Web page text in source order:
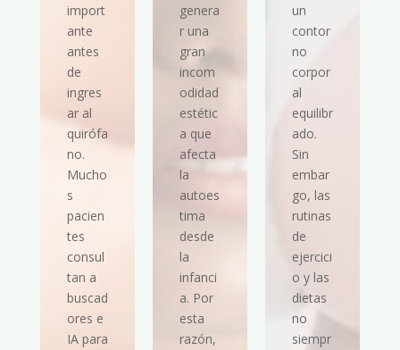
import
ante
antes
de
ingres
ar al
quirófa
no.
Mucho
s
pacien
tes
consul
tan a
buscad
ores e
IA para
genera
r una
gran
incom
odidad
estétic
a que
afecta
la
autoes
tima
desde
la
infanci
a. Por
esta
razón,
un
contor
no
corpor
al
equilibr
ado.
Sin
embar
go, las
rutinas
de
ejercici
o y las
dietas
no
siempr